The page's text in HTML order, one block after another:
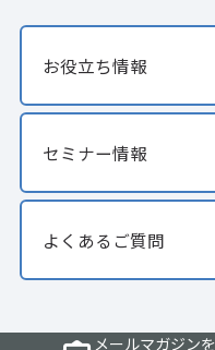
お役立ち情報
セミナー情報
よくあるご質問
メールマガジン